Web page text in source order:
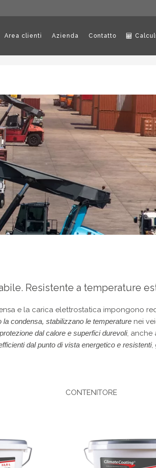
Area clienti Azienda Contatto
Resistente a temperature
e la carica elettrostatica impongono
la condensa, stabilizzano le temperature nei
protezione dal calore e superfici durevoli, anche
dal punto di vista energetico e resistenti,
CONTENITORE